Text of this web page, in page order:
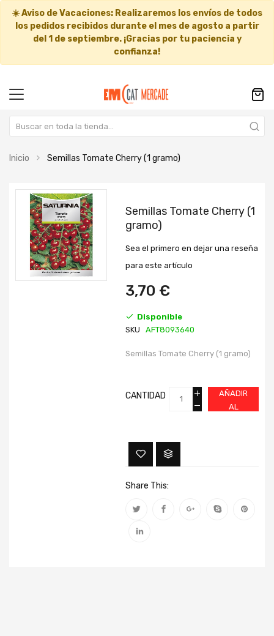
☀️Aviso de Vacaciones: Realizaremos los envíos de todos
los pedidos recibidos durante el mes de agosto a partir
del 1 de septiembre. ¡Gracias por tu paciencia y
confianza!
Inicio Semillas Tomate Cherry (1 gramo)
Saltar
final
galería
imágenes
comienzo
galería
Semillas Tomate Cherry (1
gramo)
Sea el primero en dejar una reseña
para este artículo
3,70 €
Disponible
SKU
AFT8093640
Semillas Tomate Cherry (1 gramo)
CANTIDAD
AÑADIR
AL
Share This: